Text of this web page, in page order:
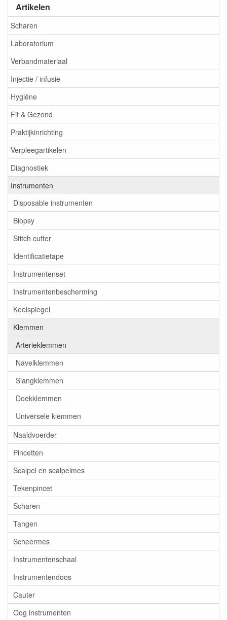
Artikelen
Scharen
Laboratorium
Verbandmateriaal
Injectie / infusie
Hygiëne
Fit & Gezond
Praktijkinrichting
Verpleegartikelen
Diagnostiek
Instrumenten
Disposable instrumenten
Biopsy
Stitch cutter
Identificatietape
Instrumentenset
Instrumentenbescherming
Keelspiegel
Klemmen
Arterieklemmen
Navelklemmen
Slangklemmen
Doekklemmen
Universele klemmen
Naaldvoerder
Pincetten
Scalpel en scalpelmes
Tekenpincet
Scharen
Tangen
Scheermes
Instrumentenschaal
Instrumentendoos
Cauter
Oog instrumenten